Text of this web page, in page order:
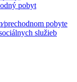
pobyt
pobyte
služieb